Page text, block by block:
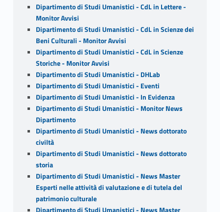
Dipartimento di Studi Umanistici - CdL in Lettere -
Monitor Avvisi
Dipartimento di Studi Umanistici - CdL in Scienze dei
Beni Culturali - Monitor Avvisi
Dipartimento di Studi Umanistici - CdL in Scienze
Storiche - Monitor Avvisi
Dipartimento di Studi Umanistici - DHLab
Dipartimento di Studi Umanistici - Eventi
Dipartimento di Studi Umanistici - In Evidenza
Dipartimento di Studi Umanistici - Monitor News
Dipartimento
Dipartimento di Studi Umanistici - News dottorato
civiltà
Dipartimento di Studi Umanistici - News dottorato
storia
Dipartimento di Studi Umanistici - News Master
Esperti nelle attività di valutazione e di tutela del
patrimonio culturale